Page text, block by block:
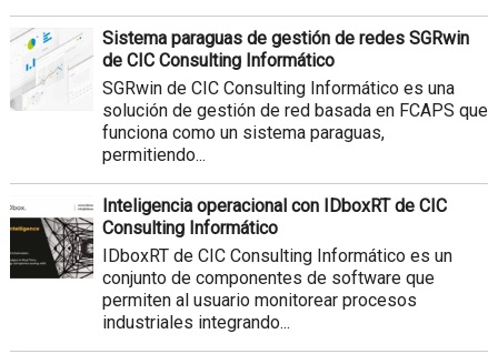
Sistema paraguas de gestión de redes SGRwin
de CIC Consulting Informático
SGRwin de CIC Consulting Informático es una
solución de gestión de red basada en FCAPS que
funciona como un sistema paraguas,
permitiendo...
Inteligencia operacional con IDboxRT de CIC
Consulting Informático
IDboxRT de CIC Consulting Informático es un
conjunto de componentes de software que
permiten al usuario monitorear procesos
industriales integrando...